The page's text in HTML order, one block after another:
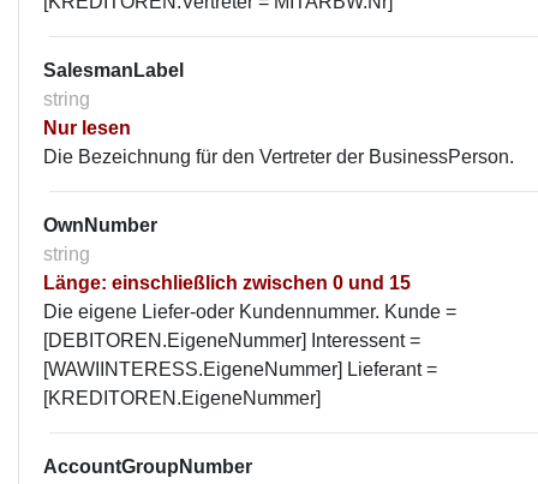
SalesmanLabel
string
Nur lesen
Die Bezeichnung für den Vertreter der BusinessPerson.
OwnNumber
string
Länge: einschließlich zwischen 0 und 15
Die eigene Liefer-oder Kundennummer. Kunde =
[DEBITOREN.EigeneNummer] Interessent =
[WAWIINTERESS.EigeneNummer] Lieferant =
[KREDITOREN.EigeneNummer]
AccountGroupNumber